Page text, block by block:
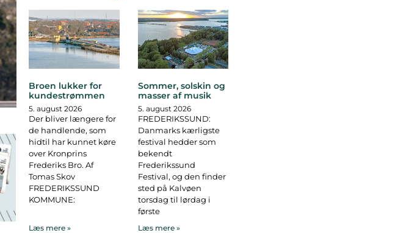
Broen lukker for
kundestrømmen
5. august 2026
Der bliver længere for
de handlende, som
hidtil har kunnet køre
over Kronprins
Frederiks Bro. Af
Tomas Skov
FREDERIKSSUND
KOMMUNE:
Læs mere »
Sommer, solskin og
masser af musik
5. august 2026
FREDERIKSSUND:
Danmarks kærligste
festival hedder som
bekendt
Frederikssund
Festival, og den finder
sted på Kalvøen
torsdag til lørdag i
første
Læs mere »